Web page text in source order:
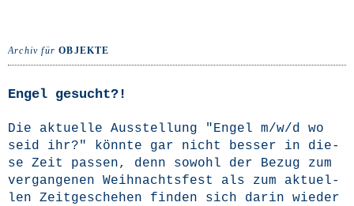
Archiv fürOBJEKTE
Engel gesucht?!
Die aktu­el­le Aus­stel­lung "Engel m/w/d wo
seid ihr?" könn­te gar nicht bes­ser in die­
se Zeit pas­sen, denn sowohl der Bezug zum
ver­gan­ge­nen Weih­nachts­fest als zum aktu­el­
len Zeit­ge­sche­hen fin­den sich dar­in wie­der